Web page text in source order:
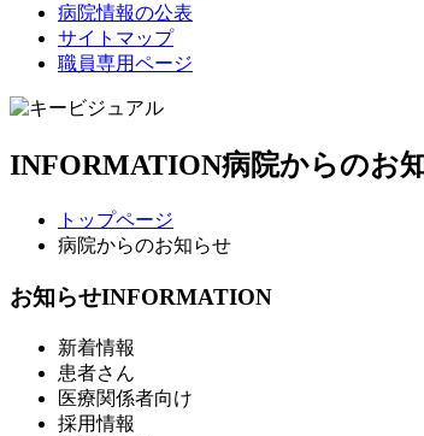
病院情報の公表
サイトマップ
職員専用ページ
INFORMATION病院からのお
トップページ
病院からのお知らせ
お知らせINFORMATION
新着情報
患者さん
医療関係者向け
採用情報